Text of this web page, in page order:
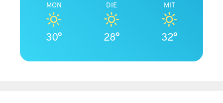
MON
30°
DIE
28°
MIT
32°